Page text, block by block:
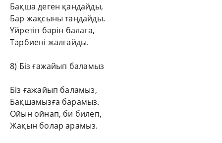
Бақша деген қандайды,
Бар жақсыны таңдайды.
Үйретіп бәрін балаға,
Тәрбиені жалғайды.
8) Біз ғажайып баламыз
Біз ғажайып баламыз,
Бақшамызға барамыз.
Ойын ойнап, би билеп,
Жақын болар арамыз.